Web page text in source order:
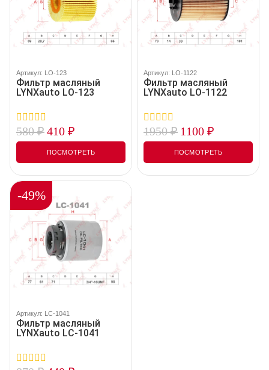
Артикул: LO-123
Фильтр масляный
LYNXauto LO-123
0
out
5
580₽410 ₽
ПОСМОТРЕТЬ
Артикул: LO-1122
Фильтр масляный
LYNXauto LO-1122
0
out
5
1950₽ 1100 ₽
ПОСМОТРЕТЬ
-49%
Артикул: LC-1041
Фильтр масляный
LYNXauto LC-1041